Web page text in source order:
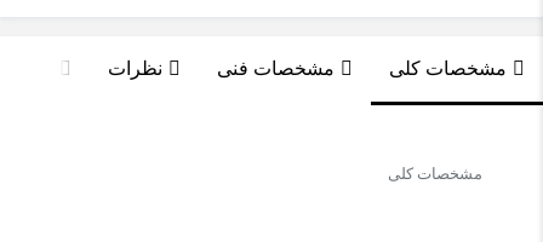
مشخصات کلی مشخصات فنی نظرات
مشخصات کلی